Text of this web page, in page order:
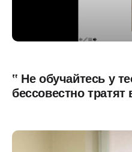
‟ Не обучайтесь у
бессовестно